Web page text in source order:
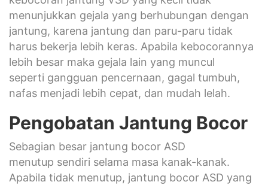
menunjukkan gejala yang berhubungan dengan
jantung, karena jantung dan paru-paru tidak
harus bekerja lebih keras. Apabila kebocorannya
lebih besar maka gejala lain yang muncul
seperti gangguan pencernaan, gagal tumbuh,
nafas menjadi lebih cepat, dan mudah lelah.
Pengobatan Jantung Bocor
Sebagian besar jantung bocor ASD
menutup sendiri selama masa kanak-kanak.
Apabila tidak menutup, jantung bocor ASD yang